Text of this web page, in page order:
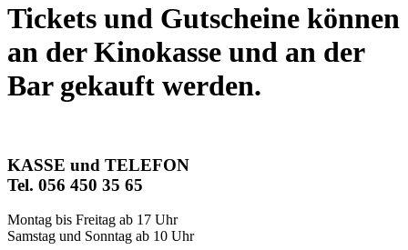
Tickets und Gutscheine können
an der Kinokasse und an der
Bar gekauft werden.
KASSE und TELEFON
Tel. 056 450 35 65
Montag bis Freitag ab 17 Uhr
Samstag und Sonntag ab 10 Uhr